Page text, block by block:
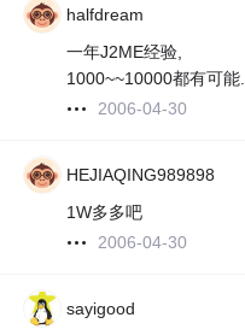
halfdream
一年J2ME经验,
1000~~10000都有可能.
2006-04-30
HEJIAQING989898
1W多多吧
2006-04-30
sayigood